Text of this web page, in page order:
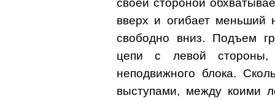
вверх и огибает меньший
свободно вниз. Подъем
цепи с левой стороны,
неподвижного блока.
выступами, между коими